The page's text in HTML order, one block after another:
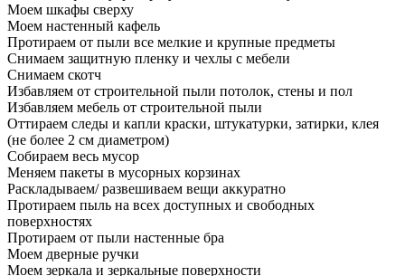
Моем шкафы сверху
Моем настенный кафель
Протираем от пыли все мелкие и крупные предметы
Снимаем защитную пленку и чехлы с мебели
Снимаем скотч
Избавляем от строительной пыли потолок, стены и пол
Избавляем мебель от строительной пыли
Оттираем следы и капли краски, штукатурки, затирки, клея
(не более 2 см диаметром)
Собираем весь мусор
Меняем пакеты в мусорных корзинах
Раскладываем/ развешиваем вещи аккуратно
Протираем пыль на всех доступных и свободных
поверхностях
Протираем от пыли настенные бра
Моем дверные ручки
Моем зеркала и зеркальные поверхности